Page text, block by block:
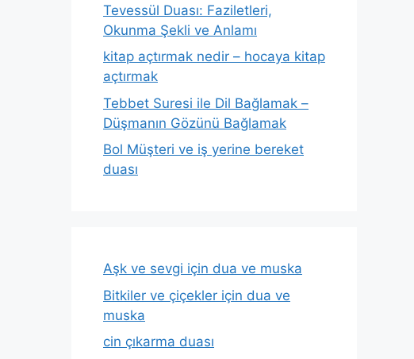
Tevessül Duası: Faziletleri,
Okunma Şekli ve Anlamı
kitap açtırmak nedir – hocaya kitap
açtırmak
Tebbet Suresi ile Dil Bağlamak –
Düşmanın Gözünü Bağlamak
Bol Müşteri ve iş yerine bereket
duası
Aşk ve sevgi için dua ve muska
Bitkiler ve çiçekler için dua ve
muska
cin çıkarma duası